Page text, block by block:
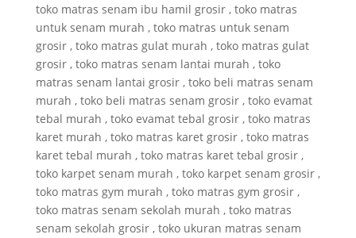
toko matras senam ibu hamil grosir , toko matras
untuk senam murah , toko matras untuk senam
grosir , toko matras gulat murah , toko matras gulat
grosir , toko matras senam lantai murah , toko
matras senam lantai grosir , toko beli matras senam
murah , toko beli matras senam grosir , toko evamat
tebal murah , toko evamat tebal grosir , toko matras
karet murah , toko matras karet grosir , toko matras
karet tebal murah , toko matras karet tebal grosir ,
toko karpet senam murah , toko karpet senam grosir ,
toko matras gym murah , toko matras gym grosir ,
toko matras senam sekolah murah , toko matras
senam sekolah grosir , toko ukuran matras senam